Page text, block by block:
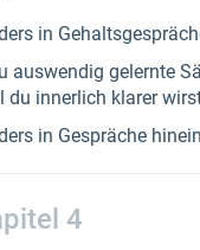
in
auswendig gelernte
du innerlich klarer
in Gespräche
4